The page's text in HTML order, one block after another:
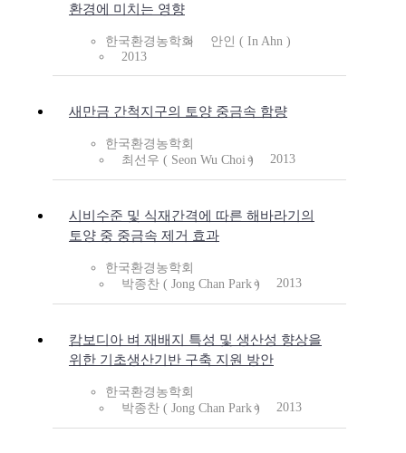
환경에 미치는 영향
한국환경농학회
안인 ( In Ahn )
2013
새만금 간척지구의 토양 중금속 함량
한국환경농학회
최선우 ( Seon Wu Choi )
2013
시비수준 및 식재간격에 따른 해바라기의
토양 중 중금속 제거 효과
한국환경농학회
박종찬 ( Jong Chan Park )
2013
캄보디아 벼 재배지 특성 및 생산성 향상을
위한 기초생산기반 구축 지원 방안
한국환경농학회
박종찬 ( Jong Chan Park )
2013